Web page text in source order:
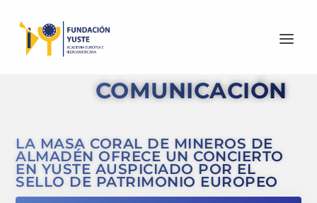
COMUNICACIÓN
LA MASA CORAL DE MINEROS DE
ALMADÉN OFRECE UN CONCIERTO
EN YUSTE AUSPICIADO POR EL
SELLO DE PATRIMONIO EUROPEO